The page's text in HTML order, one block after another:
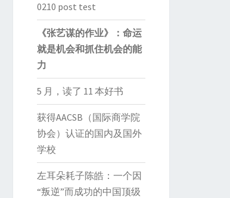
0210 post test
《张艺谋的作业》：命运
就是机会和抓住机会的能
力
5 月，读了 11 本好书
获得AACSB（国际商学院
协会）认证的国内及国外
学校
左耳朵耗子陈皓：一个因
“叛逆”而成功的中国顶级